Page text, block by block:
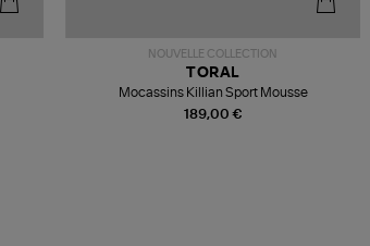
NOUVELLE COLLECTION
189,00 €
TORAL
Mocassins Killian Sport Mousse